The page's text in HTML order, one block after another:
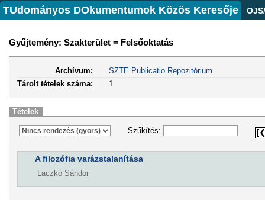
TUdományos DOkumentumok Közös Keresője
Gyűjtemény: Szakterület = Felsőoktatás
Archívum:
SZTE Publicatio Repozitórium
Tárolt tételek száma:
1
Tételek
Szűkítés:
A filozófia varázstalanítása
Laczkó Sándor